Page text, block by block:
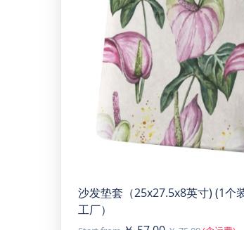
沙发垫套（25x27.5x8英寸) (1个
工厂）